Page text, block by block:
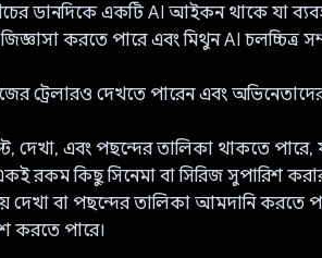
নীচের ডানদিকে একটি AI আইকন থাকে যা
জিজ্ঞাসা করতে পারে এবং মিথুন AI
ট্রেলারও দেখতে পারেন এবং
দেখা, এবং পছন্দের তালিকা থাকতে
রকম কিছু সিনেমা বা সিরিজ সুপারিশ
দেখা বা পছন্দের তালিকা আমদানি করতে
করতে পারে।